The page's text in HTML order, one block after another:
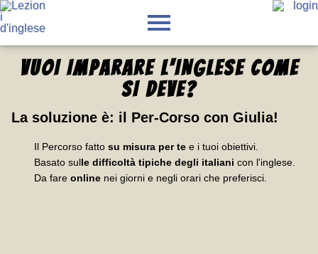
VUOI IMPARARE L'INGLESE COME
SI DEVE?
La soluzione è: il Per-Corso con Giulia!
Il Percorso fatto su misura per te e i tuoi obiettivi.
Basato sulle difficoltà tipiche degli italiani con l'inglese.
Da fare online nei giorni e negli orari che preferisci.